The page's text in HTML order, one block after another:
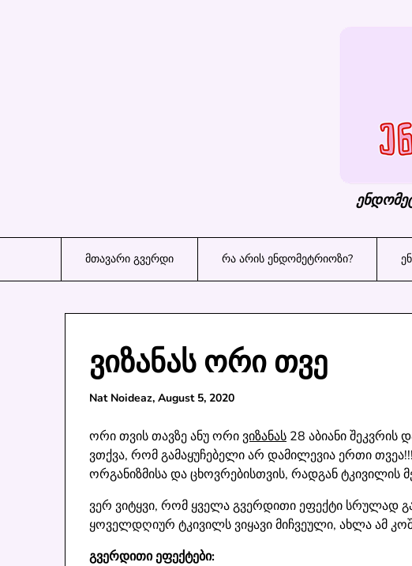
მთავარი გვერდი რა არის ენდომეტრიოზი?
ვიზანას ორი თვე
Nat Noideaz, August 5, 2020
ორი თვის თავზე ანუ ორივიზანას 28 აბიანი შეკვრის
ვთქვა, რომ გამაყუჩებელი არ დამილევია ერთი
ორგანიზმისა და ცხოვრებისთვის, რადგან ტკივილის
ვერ ვიტყვი, რომ ყველა გვერდითი ეფექტი სრულად
ყოველდღიურ ტკივილს ვიყავი მიჩვეული, ახლა ამ
გვერდითი ეფექტები: